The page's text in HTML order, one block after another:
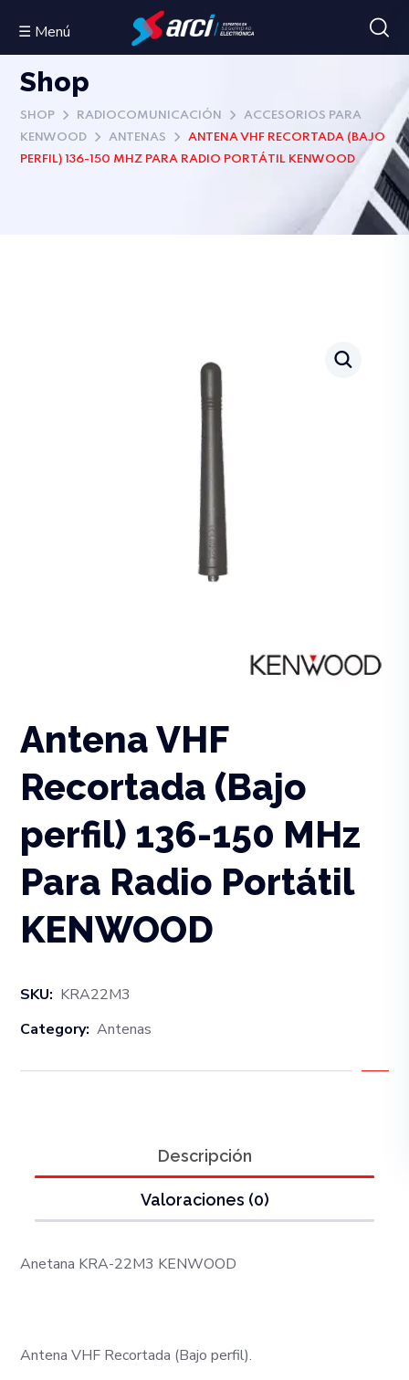
☰ Menú
Shop
SHOP RADIOCOMUNICACIÓN
ACCESORIOS PARA
KENWOOD
ANTENAS
ANTENA VHF RECORTADA (BAJO
PERFIL) 136-150 MHZ PARA RADIO PORTÁTIL KENWOOD
Antena VHF
Recortada (Bajo
perfil) 136-150 MHz
Para Radio Portátil
KENWOOD
SKU: KRA22M3
Category: Antenas
Descripción
Valoraciones (0)
Anetana KRA-22M3 KENWOOD
Antena VHF Recortada (Bajo perfil).